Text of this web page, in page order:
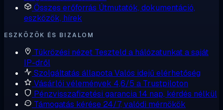
Összes erőforrás Útmutatók, dokumentáció,
eszközök, hírek
ESZKÖZÖK ÉS BIZALOM
Tükrözési nézet Teszteld a hálózatunkat a saját
IP-dről
Szolgáltatás állapotaValós idejű elérhetőség
Vásárlói vélemények 4,6/5 a Trustpiloton
Pénzvisszafizetési garancia14 nap, kérdés nélkül
Támogatás kérése 24/7, valódi mérnökök